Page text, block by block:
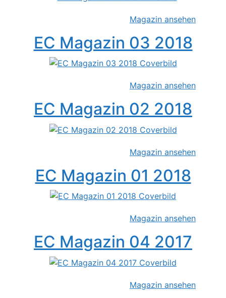
Magazin ansehen
EC Magazin 03 2018
Magazin ansehen
EC Magazin 02 2018
Magazin ansehen
EC Magazin 01 2018
Magazin ansehen
EC Magazin 04 2017
Magazin ansehen